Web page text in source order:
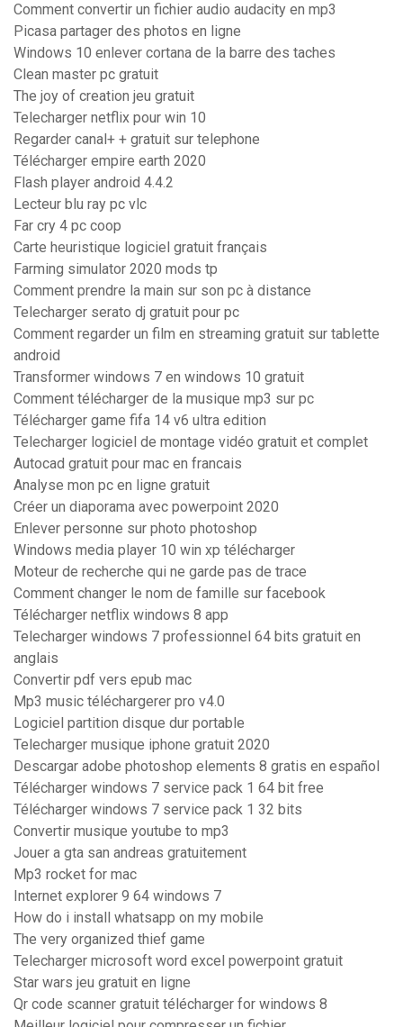
Comment convertir un fichier audio audacity en mp3
Picasa partager des photos en ligne
Windows 10 enlever cortana de la barre des taches
Clean master pc gratuit
The joy of creation jeu gratuit
Telecharger netflix pour win 10
Regarder canal+ + gratuit sur telephone
Télécharger empire earth 2020
Flash player android 4.4.2
Lecteur blu ray pc vlc
Far cry 4 pc coop
Carte heuristique logiciel gratuit français
Farming simulator 2020 mods tp
Comment prendre la main sur son pc à distance
Telecharger serato dj gratuit pour pc
Comment regarder un film en streaming gratuit sur tablette
android
Transformer windows 7 en windows 10 gratuit
Comment télécharger de la musique mp3 sur pc
Télécharger game fifa 14 v6 ultra edition
Telecharger logiciel de montage vidéo gratuit et complet
Autocad gratuit pour mac en francais
Analyse mon pc en ligne gratuit
Créer un diaporama avec powerpoint 2020
Enlever personne sur photo photoshop
Windows media player 10 win xp télécharger
Moteur de recherche qui ne garde pas de trace
Comment changer le nom de famille sur facebook
Télécharger netflix windows 8 app
Telecharger windows 7 professionnel 64 bits gratuit en
anglais
Convertir pdf vers epub mac
Mp3 music téléchargerer pro v4.0
Logiciel partition disque dur portable
Telecharger musique iphone gratuit 2020
Descargar adobe photoshop elements 8 gratis en español
Télécharger windows 7 service pack 1 64 bit free
Télécharger windows 7 service pack 1 32 bits
Convertir musique youtube to mp3
Jouer a gta san andreas gratuitement
Mp3 rocket for mac
Internet explorer 9 64 windows 7
How do i install whatsapp on my mobile
The very organized thief game
Telecharger microsoft word excel powerpoint gratuit
Star wars jeu gratuit en ligne
Qr code scanner gratuit télécharger for windows 8